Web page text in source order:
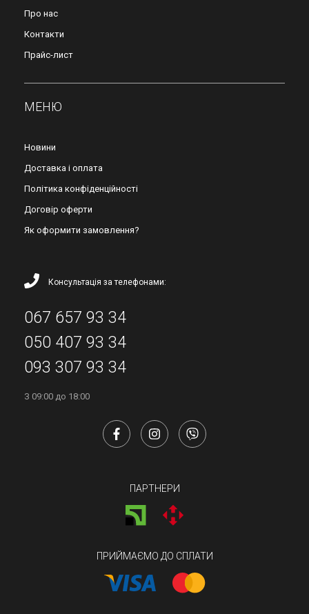
Про нас
Контакти
Прайс-лист
МЕНЮ
Новини
Доставка і оплата
Політика конфіденційності
Договір оферти
Як оформити замовлення?
Консультація за телефонами:
067 657 93 34
050 407 93 34
093 307 93 34
З 09:00 до 18:00
ПАРТНЕРИ
ПРИЙМАЄМО ДО СПЛАТИ